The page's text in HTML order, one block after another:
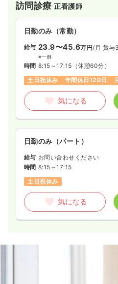
訪問診療正看護師
日勤のみ（常勤）
給与 23.9〜45.6万円/月 賞与
※一例
時間 8:15～17:15 （休憩60分）
土日祝休み
年間休日120日
気になる
日勤のみ（パート）
給与 お問い合わせください
時間 8:15～17:15
土日祝休み
気になる